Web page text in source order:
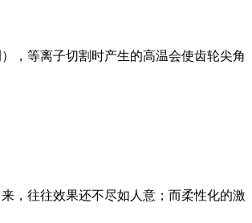
，等离子切割时产生的高温会使齿轮尖角
，往往效果还不尽如人意；而柔性化的激